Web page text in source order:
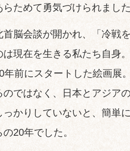
らためて勇気づけられまし
脳会談が開かれ、「冷戦
現在を生きる私たち自身
年前にスタートした絵画展
のではなく、日本とアジア
っかりしていないと、簡単
20年でした。